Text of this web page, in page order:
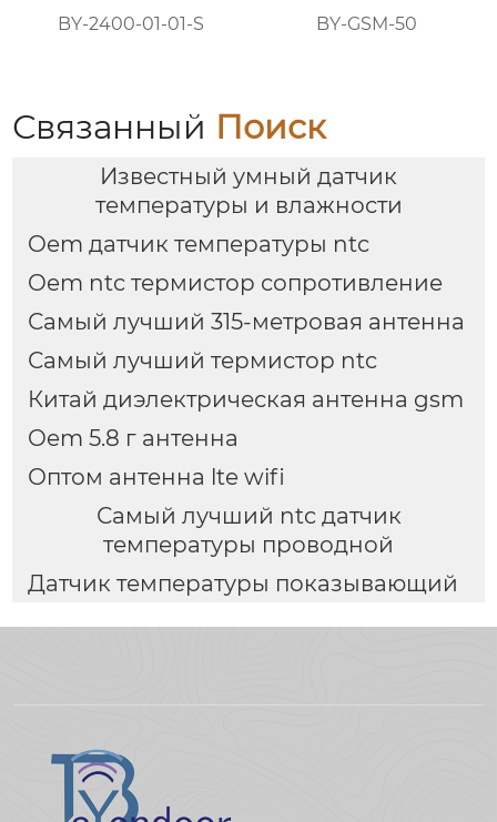
BY-2400-01-01-S BY-GSM-50
Связанный Поиск
Известный умный датчик
температуры и влажности
Oem датчик температуры ntc
Oem ntc термистор сопротивление
Самый лучший 315-метровая антенна
Самый лучший термистор ntc
Китай диэлектрическая антенна gsm
Oem 5.8 г антенна
Оптом антенна lte wifi
Самый лучший ntc датчик
температуры проводной
Датчик температуры показывающий